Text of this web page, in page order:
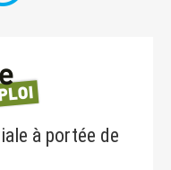
à portée de